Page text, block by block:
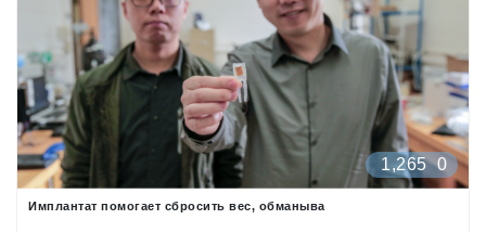
1,265 0
Имплантат помогает сбросить вес, обманыва